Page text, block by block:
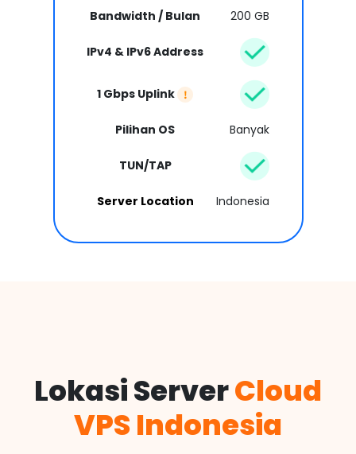
Bandwidth / Bulan 200 GB
IPv4 & IPv6 Address
1 Gbps Uplink
Pilihan OS Banyak
TUN/TAP
Server Location Indonesia
Lokasi ServerCloud
VPS Indonesia